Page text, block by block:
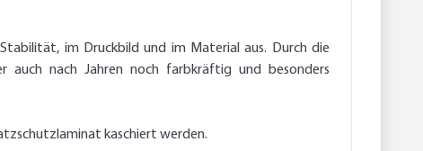
im Druckbild und im Material aus. Durch die
auch nach Jahren noch farbkräftig und besonders
kaschiert werden.